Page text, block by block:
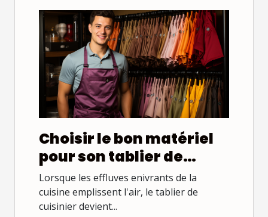
Choisir le bon matériel
pour son tablier de
cuisinier : coton,
polyester, ou mélange ?
Lorsque les effluves enivrants de la
cuisine emplissent l'air, le tablier de
cuisinier devient...